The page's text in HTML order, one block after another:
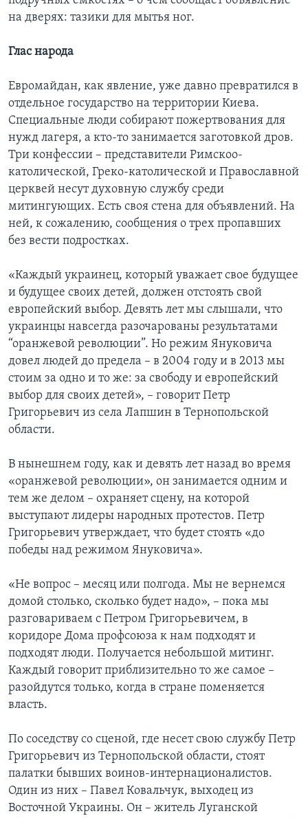
на дверях: тазики для мытья ног.
Глас народа
Евромайдан, как явление, уже давно превратился в
отдельное государство на территории Киева.
Специальные люди собирают пожертвования для
нужд лагеря, а кто-то занимается заготовкой дров.
Три конфессии – представители Римскоо-
католической, Греко-католической и Православной
церквей несут духовную службу среди
митингующих. Есть своя стена для объявлений. На
ней, к сожалению, сообщения о трех пропавших
без вести подростках.
«Каждый украинец, который уважает свое будущее
и будущее своих детей, должен отстоять свой
европейский выбор. Девять лет мы слышали, что
украинцы навсегда разочарованы результатами
“оранжевой революции”. Но режим Януковича
довел людей до предела – в 2004 году и в 2013 мы
стоим за одно и то же: за свободу и европейский
выбор для своих детей», – говорит Петр
Григорьевич из села Лапшин в Тернопольской
области.
В нынешнем году, как и девять лет назад во время
«оранжевой революции», он занимается одним и
тем же делом – охраняет сцену, на которой
выступают лидеры народных протестов. Петр
Григорьевич утверждает, что будет стоять «до
победы над режимом Януковича».
«Не вопрос – месяц или полгода. Мы не вернемся
домой столько, сколько будет надо», – пока мы
разговариваем с Петром Григорьевичем, в
коридоре Дома профсоюза к нам подходят и
подходят люди. Получается небольшой митинг.
Каждый говорит приблизительно то же самое –
разойдутся только, когда в стране поменяется
власть.
По соседству со сценой, где несет свою службу Петр
Григорьевич из Тернопольской области, стоят
палатки бывших воинов-интернационалистов.
Один из них – Павел Ковальчук, выходец из
Восточной Украины. Он – житель Луганской